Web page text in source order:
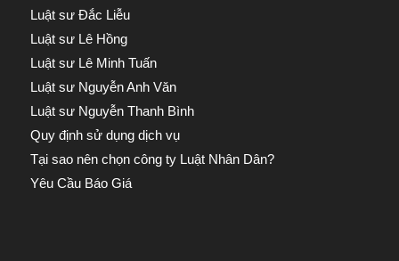
Luật sư Đắc Liễu
Luật sư Lê Hồng
Luật sư Lê Minh Tuấn
Luật sư Nguyễn Anh Văn
Luật sư Nguyễn Thanh Bình
Quy định sử dụng dịch vụ
Tại sao nên chọn công ty Luật Nhân Dân?
Yêu Cầu Báo Giá